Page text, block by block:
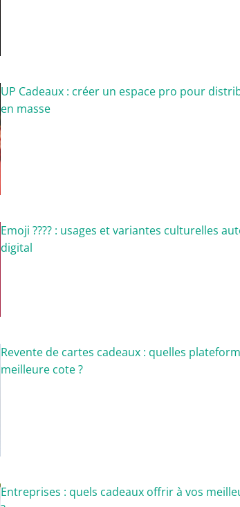
UP Cadeaux : créer un espace pro pour
en masse
Emoji ???? : usages et variantes culturelles
digital
Revente de cartes cadeaux : quelles
meilleure cote ?
Entreprises : quels cadeaux offrir à vos